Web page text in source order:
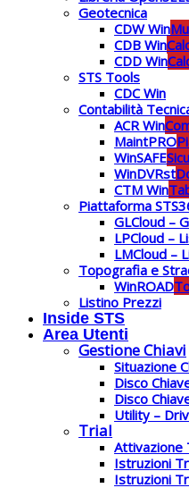
Geotecnica
CDW Win
CDB Win
CDD Win
STS Tools
CDC Win
Contabilità
ACR Win
MaintPRO
WinSAFE
WinDVRst
CTM Win
Piattaforma
GLCloud –
LPCloud –
LMCloud –
Topografia e
WinROAD
Listino Prezzi
Inside STS
Area Utenti
Gestione Chiavi
Situazione
Disco
Disco
Utility –
Trial
Attivazione
Istruzioni
Istruzioni